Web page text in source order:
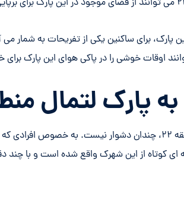
پارک، برای ساکنین یکی از تفریحات به شمار
اوقات خوشی را در پاکی هوای این پارک برای
لتمال
دسترسی به پارک لتمان برای ساکنین منطقه ۲۲، چندان دشوار
ای کوتاه از این شهرک واقع شده است و با چند